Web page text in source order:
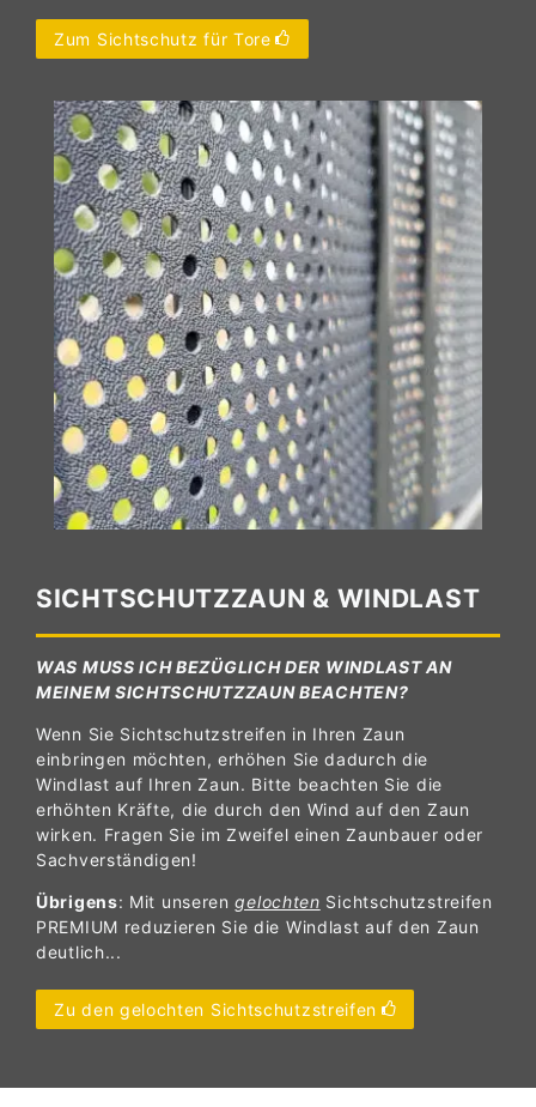
Zum Sichtschutz für Tore
SICHTSCHUTZZAUN & WINDLAST
WAS MUSS ICH BEZÜGLICH DER WINDLAST AN
MEINEM SICHTSCHUTZZAUN BEACHTEN?
Wenn Sie Sichtschutzstreifen in Ihren Zaun
einbringen möchten, erhöhen Sie dadurch die
Windlast auf Ihren Zaun. Bitte beachten Sie die
erhöhten Kräfte, die durch den Wind auf den Zaun
wirken. Fragen Sie im Zweifel einen Zaunbauer oder
Sachverständigen!
Übrigens: Mit unserengelochten Sichtschutzstreifen
PREMIUM reduzieren Sie die Windlast auf den Zaun
deutlich...
Zu den gelochten Sichtschutzstreifen